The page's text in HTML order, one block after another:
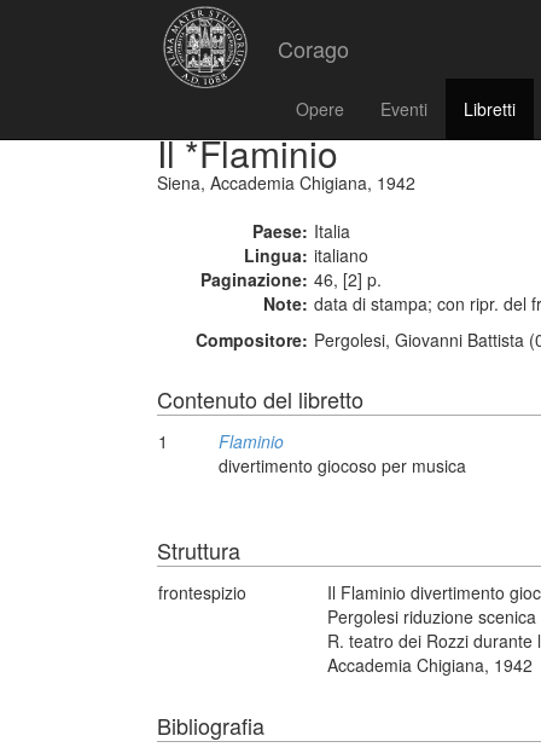
Corago
Opere Eventi Libretti
Il *Flaminio
Siena, Accademia Chigiana, 1942
Paese: Italia
Lingua: italiano
Paginazione: 46, [2] p.
Note: data di stampa; con ripr. del
Compositore: Pergolesi, Giovanni Battista
Contenuto del libretto
1
Flaminio
divertimento giocoso per musica
Struttura
frontespizio
Il Flaminio divertimento
Pergolesi riduzione
R. teatro dei Rozzi
Accademia Chigiana, 1942
Bibliografia